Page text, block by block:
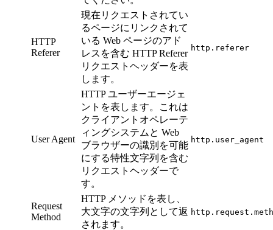
HTTP
Referer
現在リクエストされてい
るページにリンクされて
いる Web ページのアド
レスを含む HTTP Referer
リクエストヘッダーを表
します。
http.referer
User Agent
HTTP ユーザーエージェ
ントを表します。これは
クライアントオペレーテ
ィングシステムと Web
ブラウザーの識別を可能
にする特性文字列を含む
リクエストヘッダーで
す。
http.user_agent
Request
Method
HTTP メソッドを表し、
大文字の文字列として返
されます。